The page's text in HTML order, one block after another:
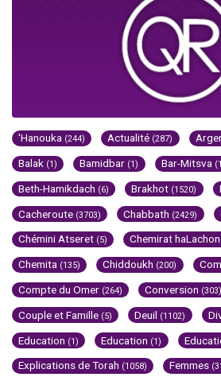
'Hanouka (244) Actualité (287)
Balak (1) Bamidbar (1) Bar-Mitsva
Beth-Hamikdach (6) Brakhot (1520)
Cacheroute (3703) Chabbath (2429)
Chémini Atseret (5) Chemirat
Chemita (135) Chiddoukh (200)
Compte du Omer (264) Conversion (303)
Couple et Famille (5) Deuil (1102)
Education (1) Education (1)
Explications de Torah (1058) Femmes